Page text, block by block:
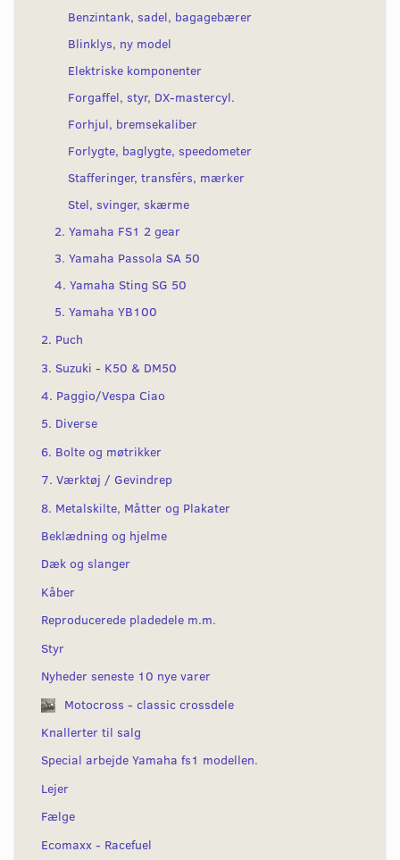
Benzintank, sadel, bagagebærer
Blinklys, ny model
Elektriske komponenter
Forgaffel, styr, DX-mastercyl.
Forhjul, bremsekaliber
Forlygte, baglygte, speedometer
Stafferinger, transférs, mærker
Stel, svinger, skærme
2. Yamaha FS1 2 gear
3. Yamaha Passola SA 50
4. Yamaha Sting SG 50
5. Yamaha YB100
2. Puch
3. Suzuki - K50 & DM50
4. Paggio/Vespa Ciao
5. Diverse
6. Bolte og møtrikker
7. Værktøj / Gevindrep
8. Metalskilte, Måtter og Plakater
Beklædning og hjelme
Dæk og slanger
Kåber
Reproducerede pladedele m.m.
Styr
Nyheder seneste 10 nye varer
Motocross - classic crossdele
Knallerter til salg
Special arbejde Yamaha fs1 modellen.
Lejer
Fælge
Ecomaxx - Racefuel